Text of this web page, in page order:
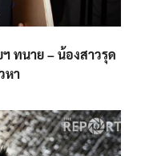
ทนาย – น้องสาวรุด
หา